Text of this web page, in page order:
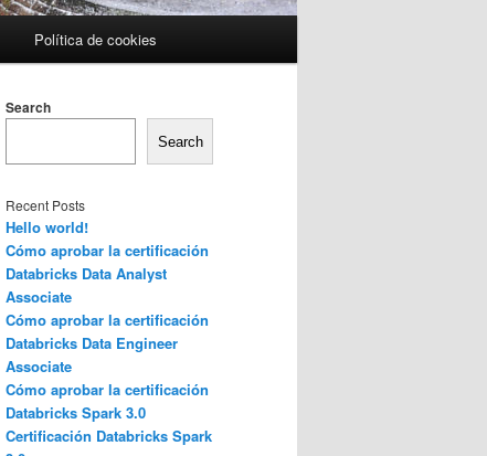
Política de cookies
Search
Search
Recent Posts
Hello world!
Cómo aprobar la certificación
Databricks Data Analyst
Associate
Cómo aprobar la certificación
Databricks Data Engineer
Associate
Cómo aprobar la certificación
Databricks Spark 3.0
Certificación Databricks Spark